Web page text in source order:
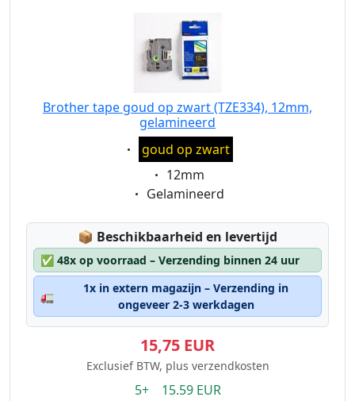
Brother tape goud op zwart (TZE334), 12mm,
gelamineerd
Eigenschaft:
goud op zwart
Eigenschaft:
12mm
Eigenschaft:
Gelamineerd
📦 Lagerstatus:
Beschikbaarheid en levertijd
✅ 48x op voorraad – Verzending binnen 24 uur
🚛
1x in extern magazijn – Verzending in
ongeveer 2-3 werkdagen
15,75 EUR
Exclusief BTW, plus verzendkosten
5+ 15.59 EUR